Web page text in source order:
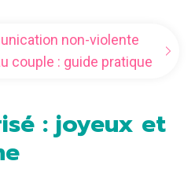
non-violente
couple : guide pratique
: joyeux et